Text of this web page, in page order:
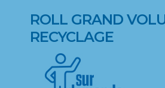
ROLL GRAND
RECYCLAGE